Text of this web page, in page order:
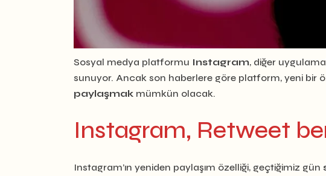
Sosyal medya platformu Instagram, diğer
sunuyor. Ancak son haberlere göre platform, yeni bir
paylaşmak mümkün olacak.
Instagram, Retweet
Instagram’ın yeniden paylaşım özelliği, geçtiğimiz gün